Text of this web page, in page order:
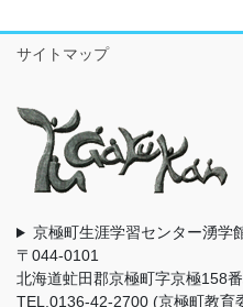
サイトマップ
京極町生涯学習センター湧学
〒044-0101
北海道虻田郡京極町字京極158
TEL.0136-42-2700 (京極町教